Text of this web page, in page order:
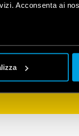
Acconsenta ai